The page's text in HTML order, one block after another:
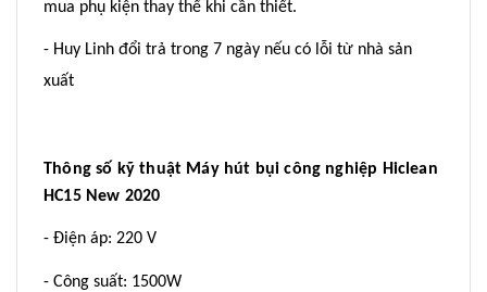
mua phụ kiện thay thế khi cần thiết.
- Huy Linh đổi trả trong 7 ngày nếu có lỗi từ nhà sản
xuất
Thông số kỹ thuật Máy hút bụi công nghiệp Hiclean
HC15 New 2020
- Điện áp: 220 V
- Công suất: 1500W